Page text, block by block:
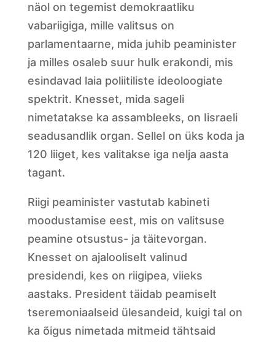
näol on tegemist demokraatliku
vabariigiga, mille valitsus on
parlamentaarne, mida juhib peaminister
ja milles osaleb suur hulk erakondi, mis
esindavad laia poliitiliste ideoloogiate
spektrit. Knesset, mida sageli
nimetatakse ka assambleeks, on Iisraeli
seadusandlik organ. Sellel on üks koda ja
120 liiget, kes valitakse iga nelja aasta
tagant.
Riigi peaminister vastutab kabineti
moodustamise eest, mis on valitsuse
peamine otsustus- ja täitevorgan.
Knesset on ajalooliselt valinud
presidendi, kes on riigipea, viieks
aastaks. President täidab peamiselt
tseremoniaalseid ülesandeid, kuigi tal on
ka õigus nimetada mitmeid tähtsaid